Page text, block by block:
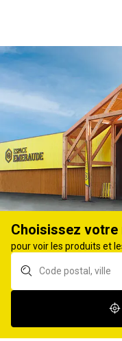
Ex : Robot tondeuse,
Solutions mobilité
ACCESSOIRES
Aucun produit.
Choisissez votre
pour voir les produits et